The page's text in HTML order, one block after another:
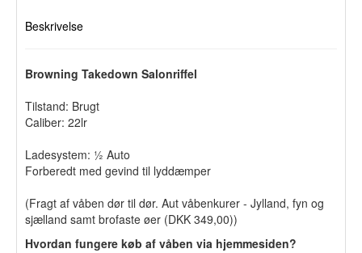
Beskrivelse
Browning Takedown Salonriffel
Tilstand: Brugt
Caliber: 22lr
Ladesystem: ½ Auto
Forberedt med gevind til lyddæmper
(Fragt af våben dør til dør. Aut våbenkurer - Jylland, fyn og
sjælland samt brofaste øer (DKK 349,00))
Hvordan fungere køb af våben via hjemmesiden?